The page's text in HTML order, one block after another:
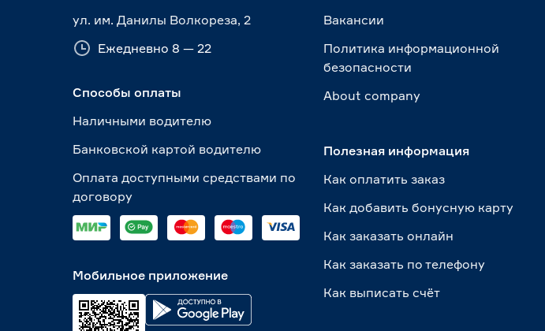
ул. им. Данилы Волкореза, 2
Ежедневно 8 — 22
Способы оплаты
Наличными водителю
Банковской картой водителю
Оплата доступными средствами по
договору
Мобильное приложение
Вакансии
Политика информационной
безопасности
About сompany
Полезная информация
Как оплатить заказ
Как добавить бонусную карту
Как заказать онлайн
Как заказать по телефону
Как выписать счёт